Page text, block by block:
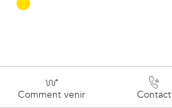
Comment venir Contact